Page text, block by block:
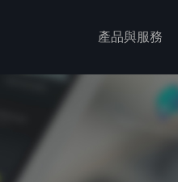
產品與服務